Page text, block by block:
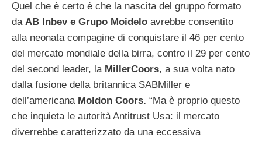
Quel che è certo è che la nascita del gruppo formato
da AB Inbev e Grupo Moidelo avrebbe consentito
alla neonata compagine di conquistare il 46 per cento
del mercato mondiale della birra, contro il 29 per cento
del second leader, laMillerCoors, a sua volta nato
dalla fusione della britannica SABMiller e
dell’americana Moldon Coors. “Ma è proprio questo
che inquieta le autorità Antitrust Usa: il mercato
diverrebbe caratterizzato da una eccessiva